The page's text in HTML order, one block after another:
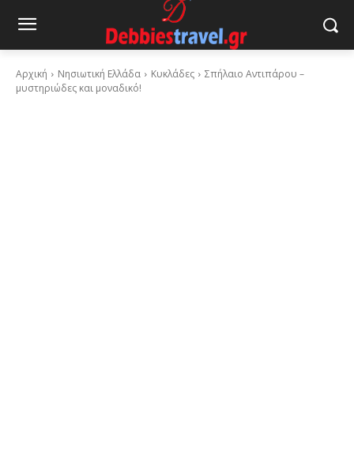
Αρχική Νησιωτική Ελλάδα Κυκλάδες
Σπήλαιο Αντιπάρου –
μυστηριώδες και μοναδικό!